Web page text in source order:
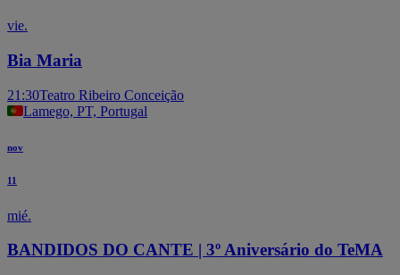
vie.
Bia Maria
21:30Teatro Ribeiro Conceição
Lamego, PT, Portugal
nov
11
mié.
BANDIDOS DO CANTE | 3º Aniversário do TeMA